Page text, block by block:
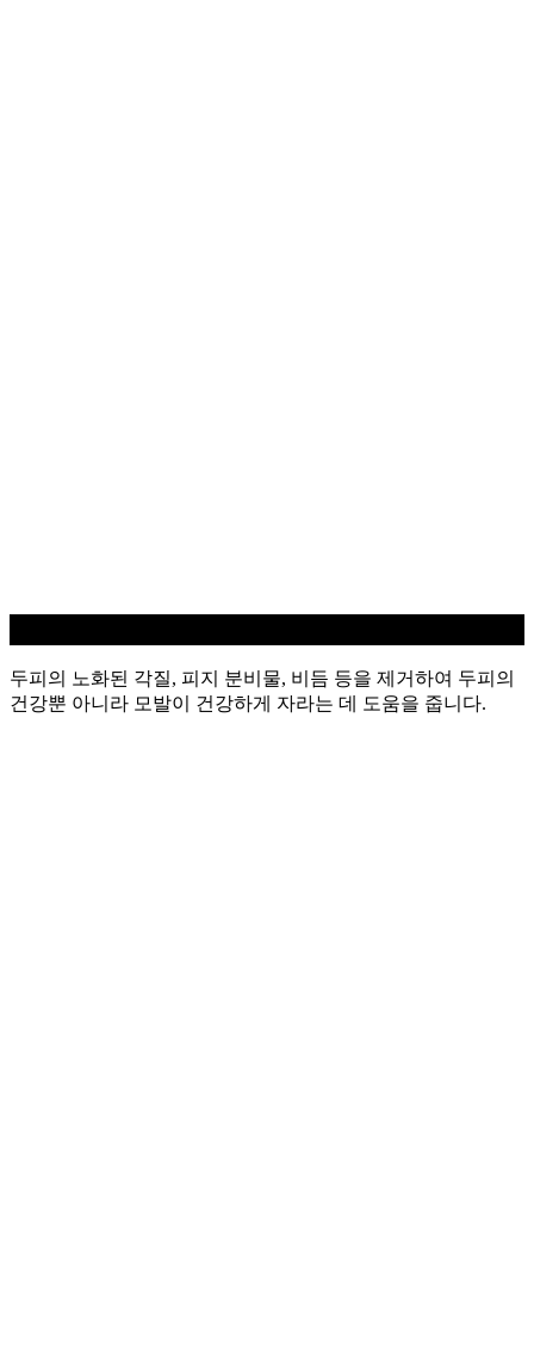
두피의 노화된 각질, 피지 분비물, 비듬 등을 제거하여 두피의
건강뿐 아니라 모발이 건강하게 자라는 데 도움을 줍니다.